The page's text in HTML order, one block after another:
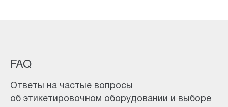
FAQ
Ответы на частые вопросы
об этикетировочном оборудовании и выборе